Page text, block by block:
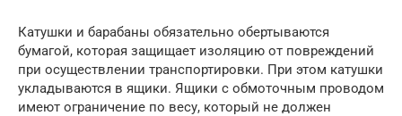
Катушки и барабаны обязательно обертываются
бумагой, которая защищает изоляцию от повреждений
при осуществлении транспортировки. При этом катушки
укладываются в ящики. Ящики с обмоточным проводом
имеют ограничение по весу, который не должен